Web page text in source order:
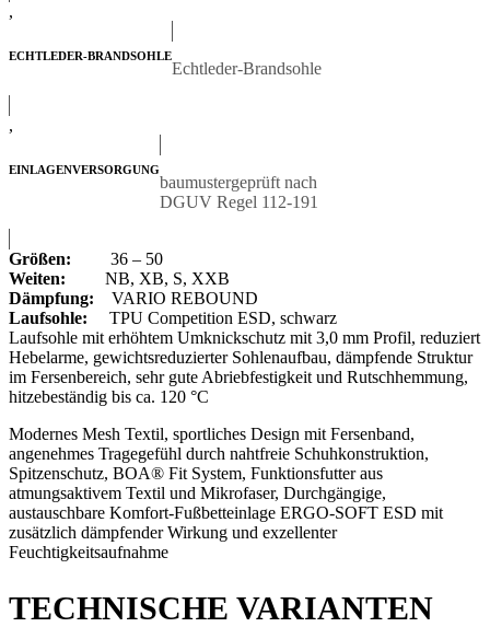
,
ECHTLEDER-BRANDSOHLE
Echtleder-Brandsohle
,
EINLAGENVERSORGUNG
baumustergeprüft nach
DGUV Regel 112-191
Größen: 36 – 50
Weiten: NB, XB, S, XXB
Dämpfung: VARIO REBOUND
Laufsohle: TPU Competition ESD, schwarz
Laufsohle mit erhöhtem Umknickschutz mit 3,0 mm Profil, reduziert
Hebelarme, gewichtsreduzierter Sohlenaufbau, dämpfende Struktur
im Fersenbereich, sehr gute Abriebfestigkeit und Rutschhemmung,
hitzebeständig bis ca. 120 °C
Modernes Mesh Textil, sportliches Design mit Fersenband,
angenehmes Tragegefühl durch nahtfreie Schuhkonstruktion,
Spitzenschutz, BOA® Fit System, Funktionsfutter aus
atmungsaktivem Textil und Mikrofaser, Durchgängige,
austauschbare Komfort-Fußbetteinlage ERGO-SOFT ESD mit
zusätzlich dämpfender Wirkung und exzellenter
Feuchtigkeitsaufnahme
TECHNISCHE VARIANTEN